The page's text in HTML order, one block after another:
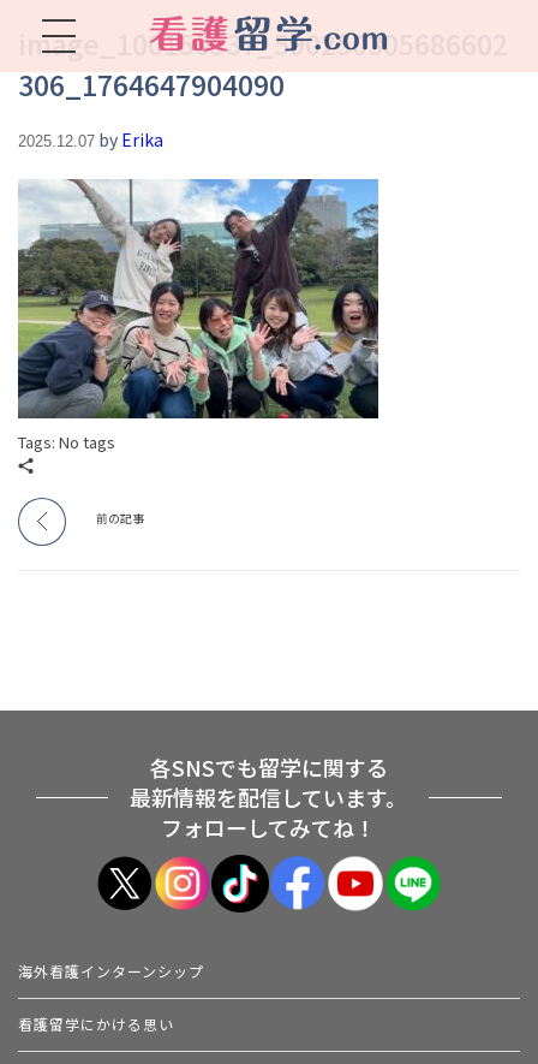
看護留学.com
World Avenueは海外就職、 永住を目指す看護留学をサポートします !
image_100150537_590250305686602
306_1764647904090
2025.12.07 by Erika
Tags: No tags
前の記事
各SNSでも留学に関する
最新情報を配信しています。
フォローしてみてね！
海外看護インターンシップ
看護留学にかける思い